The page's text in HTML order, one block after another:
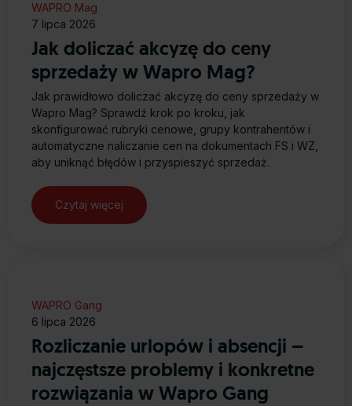
WAPRO Mag
7 lipca 2026
Jak doliczać akcyzę do ceny
sprzedaży w Wapro Mag?
Jak prawidłowo doliczać akcyzę do ceny sprzedaży w
Wapro Mag? Sprawdź krok po kroku, jak
skonfigurować rubryki cenowe, grupy kontrahentów i
automatyczne naliczanie cen na dokumentach FS i WZ,
aby uniknąć błędów i przyspieszyć sprzedaż.
Czytaj więcej
WAPRO Gang
6 lipca 2026
Rozliczanie urlopów i absencji –
najczęstsze problemy i konkretne
rozwiązania w Wapro Gang